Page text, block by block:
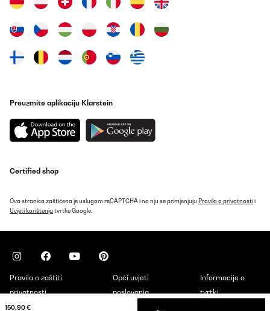
150,90 €
Preuzmite aplikaciju Klarstein
Certified shop
Ova stranica zaštićena je uslugom reCAPTCHA i na nju se primjenjuju Pravila o privatnostii
Uvjeti korištenja tvrtke Google.
Pravila o zaštiti
privatnosti
Opći uvjeti
poslovanja
Informacije o
tvrtki